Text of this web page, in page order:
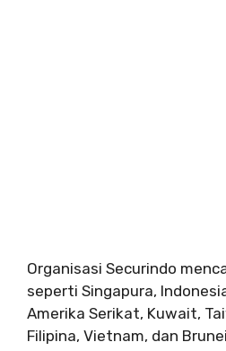
Organisasi Securindo
seperti Singapura,
Amerika Serikat, Kuwait,
Filipina, Vietnam, dan